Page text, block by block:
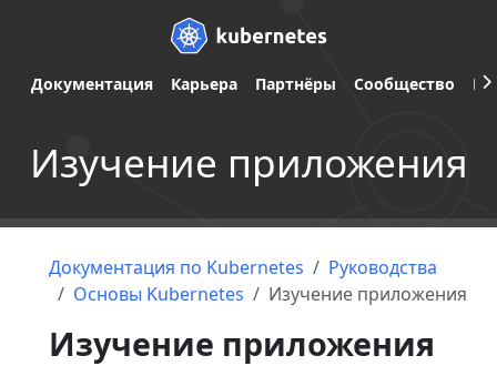
Документация Карьера Партнёры Сообщество
Изучение приложения
Документация по Kubernetes
Руководства
Основы Kubernetes
Изучение приложения
Изучение приложения